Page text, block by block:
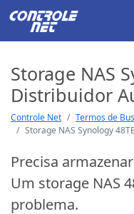
Storage NAS
Distribuidor
Controle Net
Termos de
Storage NAS Synology
Precisa
Um storage NAS
problema.